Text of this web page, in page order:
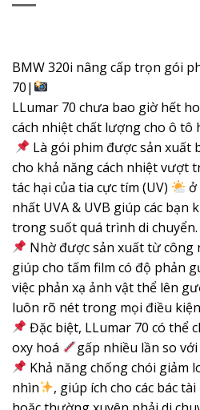
BMW 320i nâng cấp trọn gói
70|
LLumar 70 chưa bao giờ hết
cách nhiệt chất lượng cho ô tô
Là gói phim được sản xuất
cho khả năng cách nhiệt vượt
tác hại của tia cực tím (UV)
nhất UVA & UVB giúp các bạn
trong suốt quá trình di chuyển.
Nhờ được sản xuất từ công
giúp cho tấm film có độ phản
việc phản xạ ảnh vật thể lên
luôn rõ nét trong mọi điều
Đặc biệt, LLumar 70 có thể
oxy hoá
gấp nhiều lần so
Khả năng chống chói giảm
nhìn
, giúp ích cho các bác